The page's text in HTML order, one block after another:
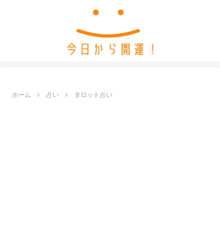
ホーム 占い タロット占い